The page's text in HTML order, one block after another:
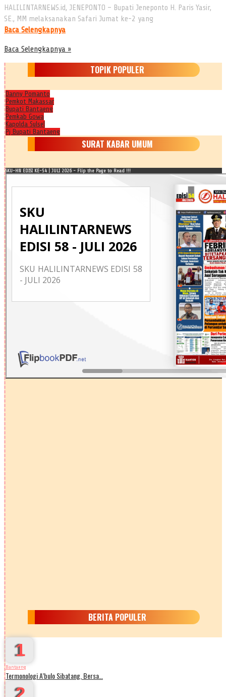
HALILINTARNEWS.id, JENEPONTO – Bupati Jeneponto H. Paris Yasir,
SE., MM melaksanakan Safari Jumat ke-2 yang
Baca Selengkapnya
Baca Selengkapnya »
TOPIK POPULER
Danny Pomanto
Pemkot Makassar
Bupati Bantaeng
Pemkab Gowa
Kapolda Sulsel
Pj Bupati Bantaeng
SURAT KABAR UMUM
SKU-HN EDISI KE-54 | JULI 2026 - Flip the Page to Read !!!
BERITA POPULER
1
Bantaeng
Termonologi A’bulo Sibatang, Bersa…